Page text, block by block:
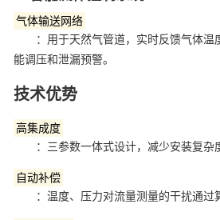
‌气体输送网络‌
：用于天然气管道，实时反馈气体温
能调压和泄漏预警‌。
技术优势
‌高集成度‌
：三参数一体式设计，减少安装复杂
‌自动补偿‌
：温度、压力对流量测量的干扰通过